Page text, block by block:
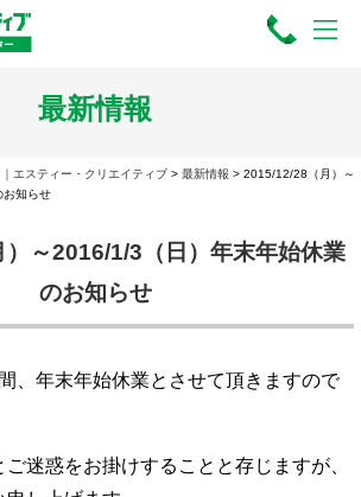
最新情報
エスティー・クリエイティブ> 最新情報 > 2015/12/28（月）～
知らせ
～2016/1/3（日）年末年始休業
のお知らせ
、年末年始休業とさせて頂きますので
迷惑をお掛けすることと存じますが、